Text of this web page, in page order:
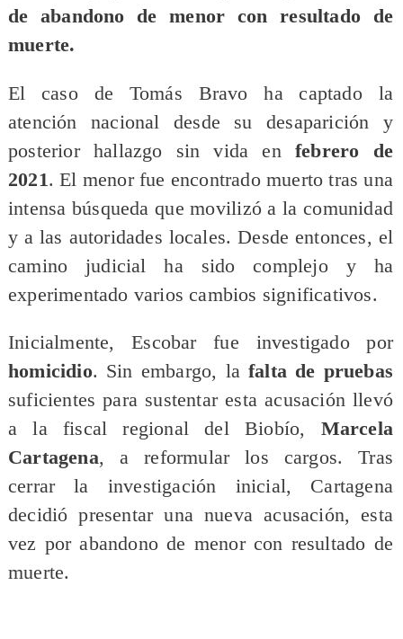
de abandono de menor con resultado de
muerte.
El caso de Tomás Bravo ha captado la
atención nacional desde su desaparición y
posterior hallazgo sin vida en febrero de
2021. El menor fue encontrado muerto tras una
intensa búsqueda que movilizó a la comunidad
y a las autoridades locales. Desde entonces, el
camino judicial ha sido complejo y ha
experimentado varios cambios significativos.
Inicialmente, Escobar fue investigado por
homicidio. Sin embargo, lafalta de pruebas
suficientes para sustentar esta acusación llevó
a la fiscal regional del Biobío, Marcela
Cartagena, a reformular los cargos. Tras
cerrar la investigación inicial, Cartagena
decidió presentar una nueva acusación, esta
vez por abandono de menor con resultado de
muerte.